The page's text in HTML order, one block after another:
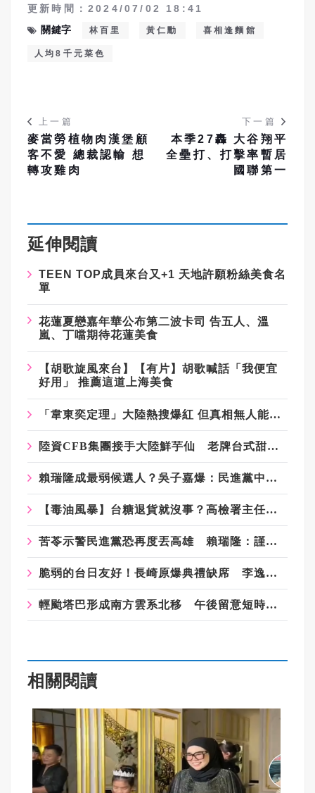
更新時間：2024/07/02 18:41
關鍵字
林百里 黃仁勳 喜相逢麵館
人均8千元菜色
上一篇
麥當勞植物肉漢堡顧
客不愛 總裁認輸 想
轉攻雞肉
下一篇
本季27轟 大谷翔平
全壘打、打擊率暫居
國聯第一
延伸閱讀
TEEN TOP成員來台又+1 天地許願粉絲美食名
單
花蓮夏戀嘉年華公布第二波卡司 告五人、溫
嵐、丁噹期待花蓮美食
【胡歌旋風來台】【有片】胡歌喊話「我便宜
好用」 推薦這道上海美食
「韋東奕定理」大陸熱搜爆紅 但真相無人能參透
陸資CFB集團接手大陸鮮芋仙 老牌台式甜品重闖賽道
賴瑞隆成最弱候選人？吳子嘉爆：民進黨中央恐出手接管高雄選戰
【毒油風暴】台糖退貨就沒事？高檢署主任陳宏達：通報是法定義務
苦苓示警民進黨恐再度丟高雄 賴瑞隆：謹慎看待
脆弱的台日友好！長崎原爆典禮缺席 李逸洋抗議「矮化國格」：日媒揭長崎特殊安排
輕颱塔巴形成南方雲系北移 午後留意短時強降雨
相關閱讀